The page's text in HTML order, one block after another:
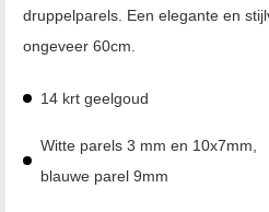
druppelparels. Een elegante en
ongeveer 60cm.
14 krt geelgoud
Witte parels 3 mm en 10x7mm,
blauwe parel 9mm